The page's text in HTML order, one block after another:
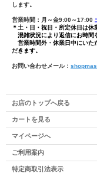
します。
営業時間：月～金9:00～17:00
＊土・日・祝日・所定休日は休
混雑状況により返信にお時間
営業時間外・休業日中にいた
だきます。
お問い合わせメール：
お店のトップへ戻る
カートを見る
マイページへ
ご利用案内
特定商取引法表示